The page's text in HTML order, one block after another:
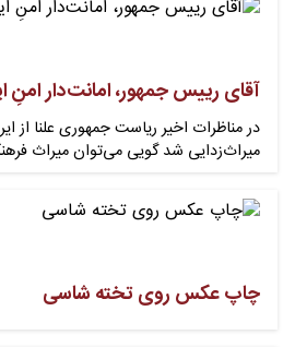
آقای رییس جمهور، امانت‌دار امنِ
در مناظرات اخیر ریاست جمهوری علنا از
میراث‌زدایی شد گویی می‌توان میراث
چاپ عکس روی تخته شاسی